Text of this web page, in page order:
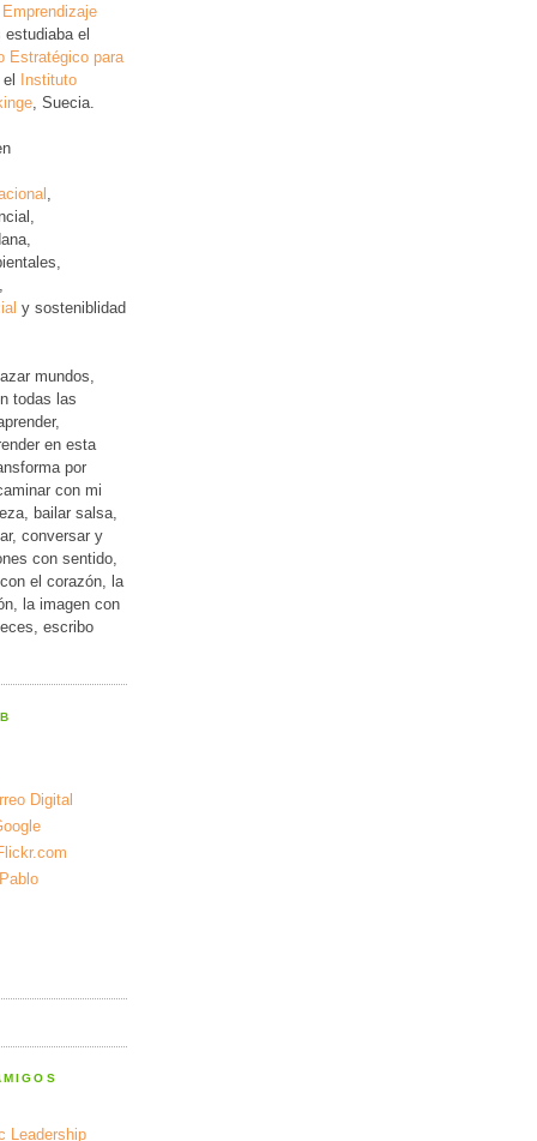
estudiaba el
Estratégico para
el Instituto
, Suecia.
y sosteniblidad
mundos,
todas las
en esta
por
con mi
bailar salsa,
conversar y
con sentido,
el corazón, la
la imagen con
escribo
Digital
Leadership